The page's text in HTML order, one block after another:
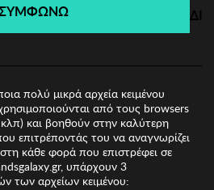
πολύ μικρά αρχεία κειμένου
από τους browsers
και βοηθούν στην καλύτερη
επιτρέποντάς του να αναγνωρίζει
κάθε φορά που επιστρέφει σε
υπάρχουν 3
των αρχείων κειμένου: